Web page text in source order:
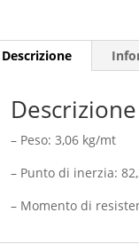
Descrizione
Descrizione
– Peso: 3,06 kg/mt
– Punto di inerzia:
– Momento di